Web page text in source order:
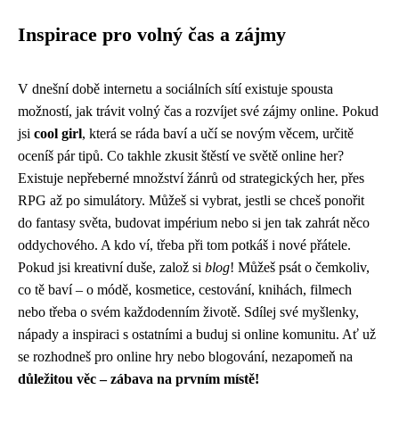
Inspirace pro volný čas a zájmy
V dnešní době internetu a sociálních sítí existuje spousta
možností, jak trávit volný čas a rozvíjet své zájmy online. Pokud
jsi cool girl, která se ráda baví a učí se novým věcem, určitě
oceníš pár tipů. Co takhle zkusit štěstí ve světě online her?
Existuje nepřeberné množství žánrů od strategických her, přes
RPG až po simulátory. Můžeš si vybrat, jestli se chceš ponořit
do fantasy světa, budovat impérium nebo si jen tak zahrát něco
oddychového. A kdo ví, třeba při tom potkáš i nové přátele.
Pokud jsi kreativní duše, založ si blog! Můžeš psát o čemkoliv,
co tě baví – o módě, kosmetice, cestování, knihách, filmech
nebo třeba o svém každodenním životě. Sdílej své myšlenky,
nápady a inspiraci s ostatními a buduj si online komunitu. Ať už
se rozhodneš pro online hry nebo blogování, nezapomeň na
důležitou věc – zábava na prvním místě!